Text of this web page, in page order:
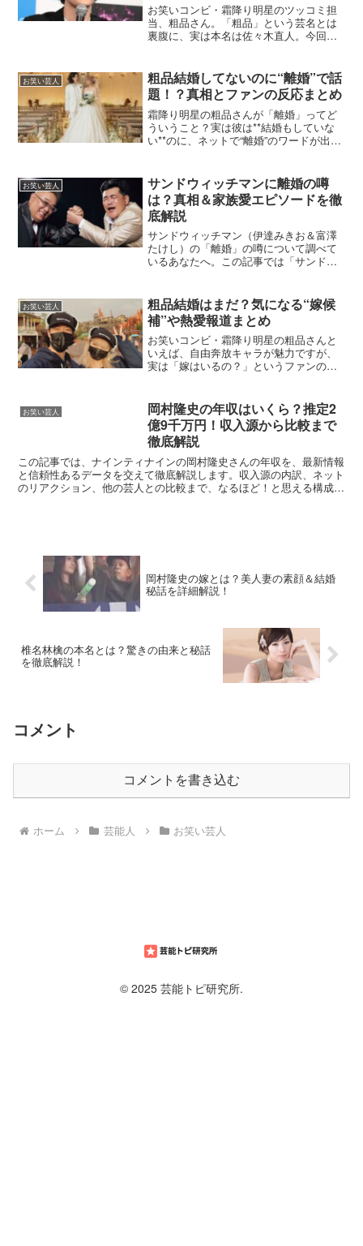
お笑いコンビ・霜降り明星のツッコミ担
当、粗品さん。「粗品」という芸名とは
裏腹に、実は本名は佐々木直人。今回
た！話題の背景・概要 粗品さんの本名は
佐々木直人（ささき な...
お笑い芸人
粗品結婚してないのに“離婚”で話
題！？真相とファンの反応まとめ
霜降り明星の粗品さんが「離婚」ってど
ういうこと？実は彼は**結婚もしていな
い**のに、ネットで“離婚”のワードが出回
理しました🎯話題の背景・概要 粗品さん
は**未婚*...
お笑い芸人
サンドウィッチマンに離婚の噂
は？真相＆家族愛エピソードを徹
底解説
サンドウィッチマン（伊達みきお＆富澤
たけし）の「離婚」の噂について調べて
いるあなたへ。この記事では「サンドウ
頼性・視認性重視で詳しく解説します。
話題の背景・概要まず結...
お笑い芸人
粗品結婚はまだ？気になる“嫁候
補”や熱愛報道まとめ
お笑いコンビ・霜降り明星の粗品さんと
いえば、自由奔放キャラが魅力ですが、
実は「嫁はいるの？」というファンの声
嫁像を徹底整理しました。話題の背景・
概要 粗品さんは202...
お笑い芸人
岡村隆史の年収はいくら？推定2
億9千万円！収入源から比較まで
徹底解説
この記事では、ナインティナインの岡村隆史さんの年収を、最新情報
と信頼性あるデータを交えて徹底解説します。収入源の内訳、ネット
のリアクション、他の芸人との比較まで、なるほど！と思える構成で
岡村隆史の嫁とは？美人妻の素顔＆結婚
秘話を詳細解説！
椎名林檎の本名とは？驚きの由来と秘話
を徹底解説！
コメント
コメントを書き込む
ホーム 芸能人 お笑い芸人
© 2025 芸能トピ研究所.